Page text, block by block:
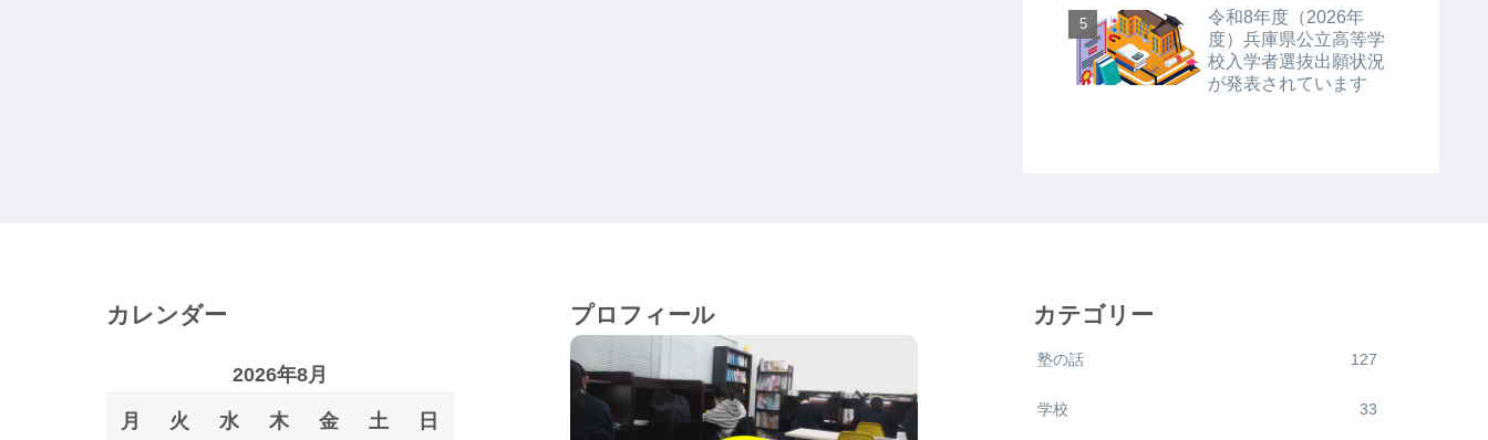
令和8年度（2026年
度）兵庫県公立高等学
校入学者選抜出願状況
が発表されています
カレンダー
2026年8月
月 火 水 木 金 土 日
プロフィール カテゴリー
塾の話 127
学校 33